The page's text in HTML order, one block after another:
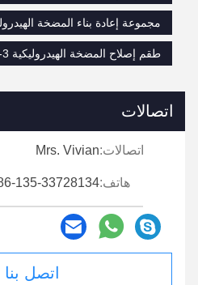
مجموعة إعادة بناء المضخة
طقم إصلاح المضخة الهيدروليكية ZAX250-3
اتصالات
اتصالات:Mrs. Vivian
هاتف:135-33728134
اتصل بنا